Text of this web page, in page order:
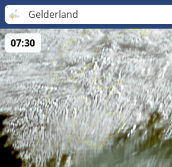
Gelderland
07:30